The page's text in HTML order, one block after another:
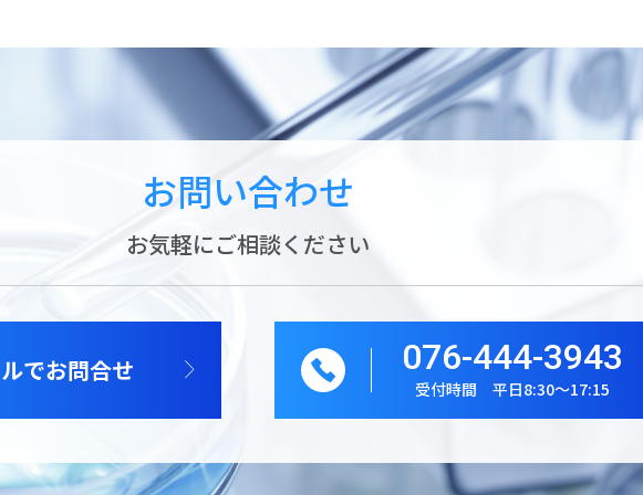
お問い合わせ
お気軽にご相談ください
でお問合せ 076-444-3943
受付時間 平日8:30～17:15